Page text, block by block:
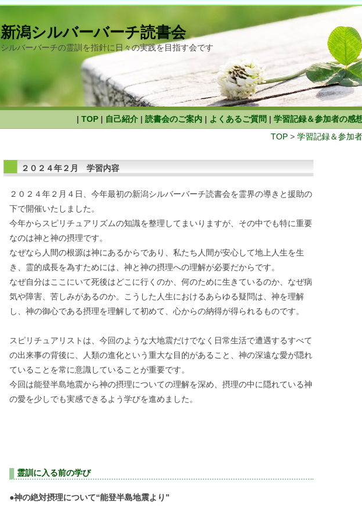
新潟シルバーバーチ読書会
シルバーバーチの霊訓を指針に日々の実践を目指す会です
| TOP | 自己紹介 | 読書会のご案内 | よくあるご質問 | 学習記録＆参加者の感
TOP > 学習記録＆参加
２０２４年２月 学習内容
２０２４年２月４日、今年最初の新潟シルバーバーチ読書会を霊界の導きと援助の
下で開催いたしました。
今年からスピリチュアリズムの知識を整理してまいりますが、その中でも特に重要
なのは神と神の摂理です。
なぜなら人間の根源は神にあるからであり、私たち人間が安心して地上人生を生
き、霊的成長を為すためには、神と神の摂理への理解が必要だからです。
なぜ自分はここにいて死後はどこに行くのか、何のために生きているのか、なぜ病
気や障害、苦しみがあるのか。こうした人生におけるあらゆる疑問は、神を理解
し、神の御心である摂理を理解して初めて、心からの納得が得られるものです。
スピリチュアリストは、今回のような大地震だけでなく日常生活で遭遇するすべて
の出来事の背後に、人類の進化という重大な目的があること、神の深遠な愛が隠れ
ていることを常に意識していることが重要です。
今回は能登半島地震から神の摂理についての理解を深め、摂理の中に隠れている神
の愛を少しでも実感できるよう学びを進めました。
霊訓に入る前の学び
●神の絶対摂理について“能登半島地震より”